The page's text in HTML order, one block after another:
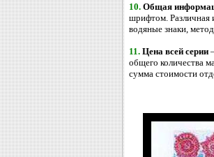
10. Общая
шрифтом. Различная
водяные знаки,
11. Цена всей серии
общего количества
сумма стоимости